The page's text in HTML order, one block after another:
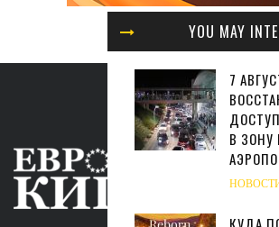
YOU MAY
7
В ЗОНУ